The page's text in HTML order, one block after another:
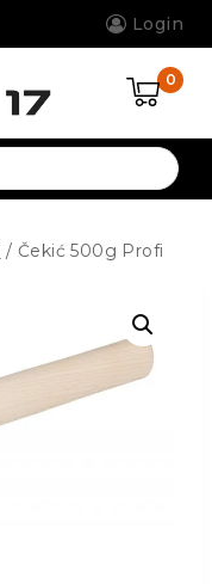
Login
0
/ Čekić 500g Profi